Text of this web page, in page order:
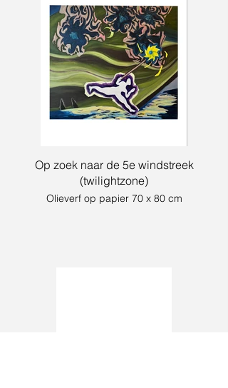
Op zoek naar de 5e windstreek
(twilightzone)
Olieverf op papier 70 x 80 cm